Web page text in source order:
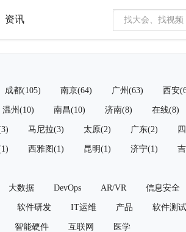
资讯
成都(105) 南京(64) 广州(63) 西安
温州(10) 南昌(10) 济南(8) 在线(8)
马尼拉(3) 太原(2) 广东(2)
西雅图(1) 昆明(1) 济宁(1)
大数据 DevOps AR/VR 信息安全
软件研发 IT运维 产品 软件测试
智能硬件 互联网 医学